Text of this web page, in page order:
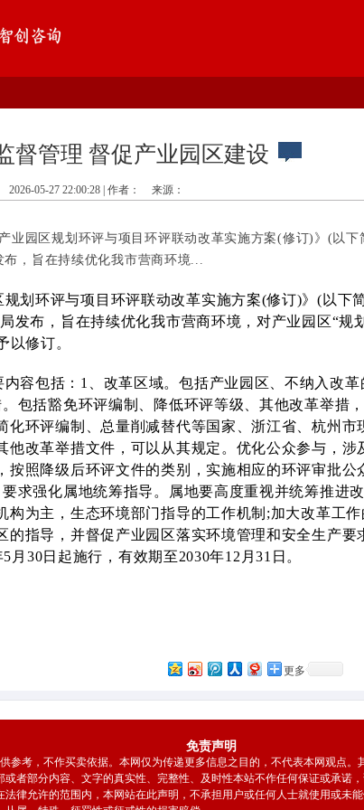
督管理 督促产业园区建设
2026-05-27 22:00:28 | 作者： 来源：
业园区规划环评与项目环评联动改革实施方案(修订)》(以下
布，旨在持续优化我市营商环境...
规划环评与项目环评联动改革实施方案(修订)》(以下
发布，旨在持续优化我市营商环境，对产业园区“规
以修订。
内容包括：1、改革区域。包括产业园区、不纳入改革
包括豁免环评编制、降低环评等级、其他改革举措
化环评编制、总量削减替代等国家、浙江省、杭州市
他改革举措文件，可以从其规定。优化公众参与，涉
按照降级后环评文件的类别，实施相应的环评审批公
求强化属地统筹指导。属地要高度重视并统筹推进
构为主，生态环境部门指导的工作机制;加大改革工作
的指导，并督促产业园区落实环境管理和安全生产要
月30日起施行，有效期至2030年12月31日。
更多
免责声明
考，不作买卖依据。本网仅为传递更多信息之目的，不代表本网观点。
或者部分内容、文字的真实性、完整性、及时性本站不作任何保证或承诺
律允许的范围内，本网站在此声明，不承担用户或任何人士就使用或未